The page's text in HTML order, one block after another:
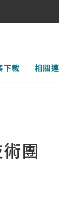
下載 相關
團